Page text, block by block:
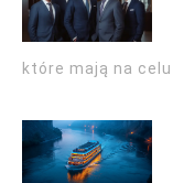
które mają na